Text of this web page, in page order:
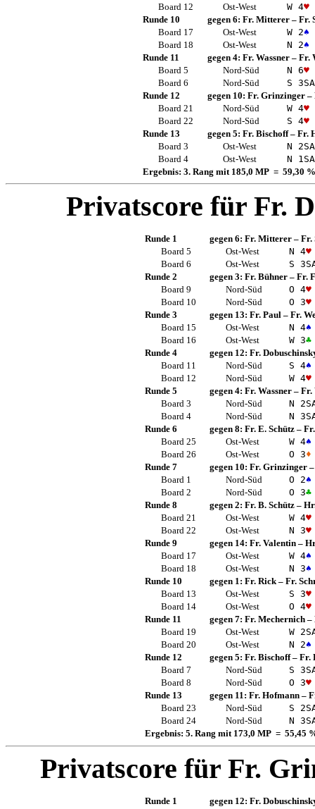
Board 12
Ost-West W 4♥
Runde 10
gegen 6: Fr. Mitterer– Fr.
Board 17
Ost-West W 2♠
Board 18
Ost-West N 2♠
Runde 11
gegen 4: Fr. Wassner– Fr.
Board 5
Nord-Süd N 6♥
Board 6
Nord-Süd S 3SA
Runde 12
gegen 10: Fr. Grinzinger–
Board 21
Nord-Süd W 4♥
Board 22
Nord-Süd S 4♥
Runde 13
gegen 5: Fr. Bischoff– Fr.
Board 3
Ost-West N 2SA
Board 4
Ost-West N 1 SA
Ergebnis: 3. Rang mit 185,0 MP = 59,30 %
Privatscore für Fr.
Runde 1 gegen 6: Fr. Mitterer – Fr.
Board 5
Ost-West N 4♥
Board 6
Ost-West S 3
Runde 2
gegen 3: Fr. Bühner – Fr.
Board 9
Nord-Süd O 4♥
Board 10
Nord-Süd O 3♥
Runde 3
gegen 13: Fr. Paul – Fr.
Board 15
Ost-West N 4♠
Board 16
Ost-West W 3♣
Runde 4
gegen 12: Fr.
Board 11
Nord-Süd S 4♠
Board 12
Nord-Süd W 4♥
Runde 5
gegen 4: Fr. Wassner – Fr.
Board 3
Nord-Süd N 2
Board 4
Nord-Süd N 3
Runde 6
gegen 8: Fr. E. Schütz –
Board 25
Ost-West W 4♠
Board 26
Ost-West O 3♦
Runde 7
gegen 10: Fr. Grinzinger
Board 1
Nord-Süd O 2♠
Board 2
Nord-Süd O 3♣
Runde 8
gegen 2: Fr. B. Schütz –
Board 21
Ost-West W 4♥
Board 22
Ost-West N 3♥
Runde 9
gegen 14: Fr. Valentin –
Board 17
Ost-West W 4♠
Board 18
Ost-West N 3♠
Runde 10
gegen 1: Fr. Rick– Fr.
Board 13
Ost-West S 3♥
Board 14
Ost-West O 4♥
Runde 11
gegen 7: Fr. Mechernich –
Board 19
Ost-West W 2
Board 20
Ost-West N 2♠
Runde 12
gegen 5: Fr. Bischoff– Fr.
Board 7
Nord-Süd S 3
Board 8
Nord-Süd O 3♥
Runde 13
gegen 11: Fr. Hofmann –
Board 23
Nord-Süd S 2
Board 24
Nord-Süd N 3
Ergebnis: 5. Rang mit 173,0 MP = 55,45
Privatscore für Fr.
Runde 1 gegen 12: Fr.